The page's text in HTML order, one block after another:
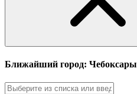
Ближайший город: Чебоксары